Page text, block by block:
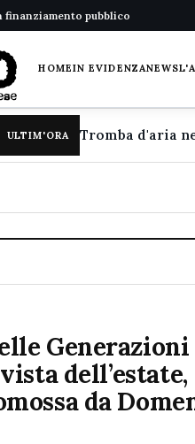
finanziamento pubblico
HOMEIN EVIDENZANEWS
ULTIM'ORA
Generazioni
dell’estate,
da